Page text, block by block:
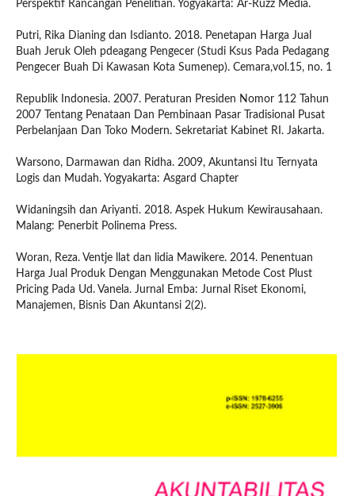
Perspektif Rancangan Penelitian. Yogyakarta: Ar-Ruzz Media.
Putri, Rika Dianing dan Isdianto. 2018. Penetapan Harga Jual
Buah Jeruk Oleh pdeagang Pengecer (Studi Ksus Pada Pedagang
Pengecer Buah Di Kawasan Kota Sumenep). Cemara,vol.15, no. 1
Republik Indonesia. 2007. Peraturan Presiden Nomor 112 Tahun
2007 Tentang Penataan Dan Pembinaan Pasar Tradisional Pusat
Perbelanjaan Dan Toko Modern. Sekretariat Kabinet RI. Jakarta.
Warsono, Darmawan dan Ridha. 2009, Akuntansi Itu Ternyata
Logis dan Mudah. Yogyakarta: Asgard Chapter
Widaningsih dan Ariyanti. 2018. Aspek Hukum Kewirausahaan.
Malang: Penerbit Polinema Press.
Woran, Reza. Ventje llat dan lidia Mawikere. 2014. Penentuan
Harga Jual Produk Dengan Menggunakan Metode Cost Plust
Pricing Pada Ud. Vanela. Jurnal Emba: Jurnal Riset Ekonomi,
Manajemen, Bisnis Dan Akuntansi 2(2).